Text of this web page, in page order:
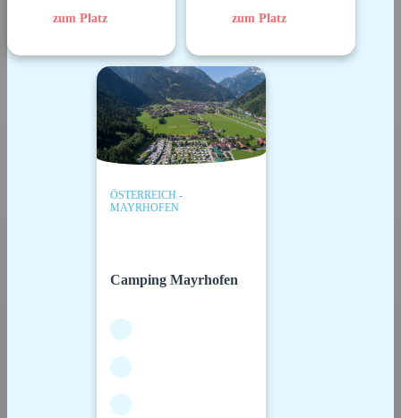
zum Platz zum Platz
ÖSTERREICH -
MAYRHOFEN
Camping Mayrhofen